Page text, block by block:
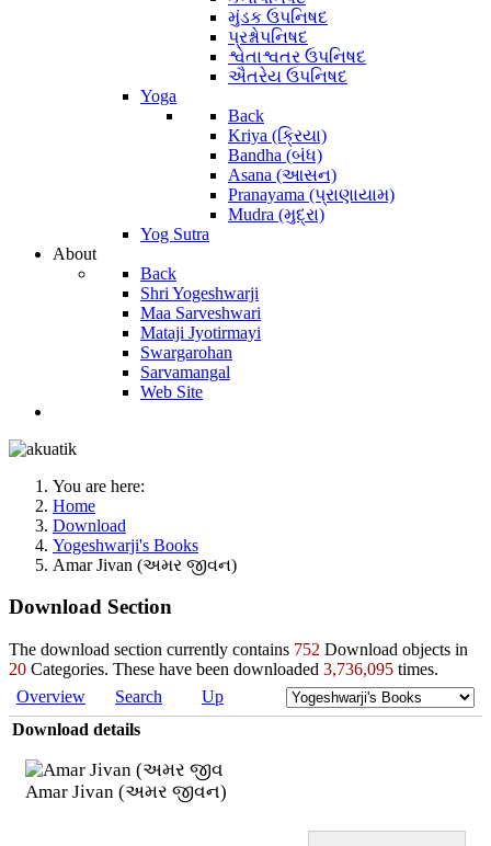
મુંડક ઉપનિષદ
પ્રશ્નોપનિષદ
શ્વેતાશ્વતર ઉપનિષદ
ઐતરેય ઉપનિષદ
Yoga
Back
Kriya (ક્રિયા)
Bandha (બંધ)
Asana (આસન)
Pranayama (પ્રાણાયામ)
Mudra (મુદ્રા)
Yog Sutra
About
Back
Shri Yogeshwarji
Maa Sarveshwari
Mataji Jyotirmayi
Swargarohan
Sarvamangal
Web Site
You are here:
Home
Download
Yogeshwarji's Books
Amar Jivan (અમર જીવન)
Download Section
The download section currently contains 752 Download objects in
20 Categories. These have been downloaded 3,736,095 times.
Overview
Search
Up
Download details
Amar Jivan (અમર જીવન)